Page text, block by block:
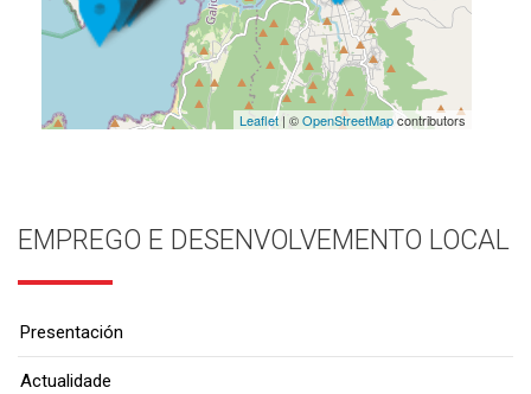
Leaflet| ©OpenStreetMapcontributors
EMPREGO E DESENVOLVEMENTO LOCAL
Presentación
Actualidade